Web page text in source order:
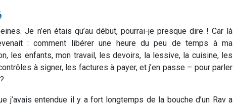
Je n’en étais qu’au début, pourrai-je presque dire ! Car là
: comment libérer une heure du peu de temps à ma
les enfants, mon travail, les devoirs, la lessive, la cuisine, les
à signer, les factures à payer, et j’en passe – pour parler
j’avais entendue il y a fort longtemps de la bouche d’un Rav a